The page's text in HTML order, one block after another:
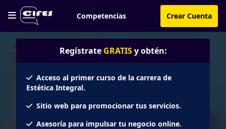
Competencias Crear Cuenta
Regístrate GRATIS y obtén:
Acceso al primer curso de la carrera de
Estética Integral.
Sitio web para promocionar tus servicios.
Asesoría para impulsar tu negocio online.